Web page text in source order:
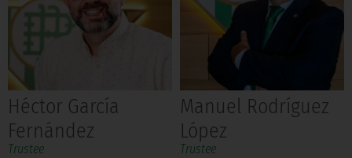
Héctor García
Fernández
Trustee
Manuel Rodríguez
López
Trustee